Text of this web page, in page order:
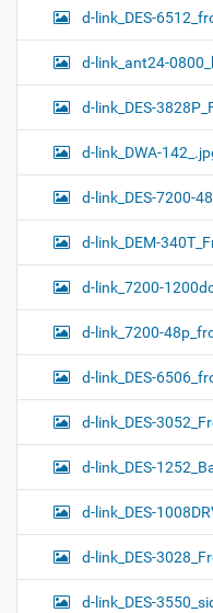
d-link_DES-
d-link_ant24-
d-link_DES-
d-link_DWA-
d-link_DES-7200-
d-link_DEM-
d-link_7200-
d-link_7200-
d-link_DES-
d-link_DES-
d-link_DES-
d-link_DES-
d-link_DES-
d-link_DES-